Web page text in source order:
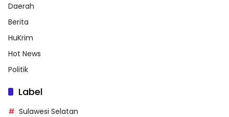
Daerah
Berita
HuKrim
Hot News
Politik
Label
Sulawesi Selatan